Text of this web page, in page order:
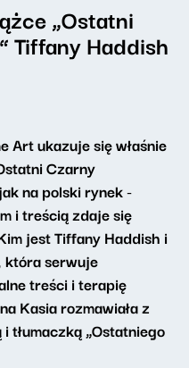
„Ostatni
Tiffany Haddish
Art ukazuje się właśnie
Czarny
na polski rynek -
i treścią zdaje się
jest Tiffany Haddish i
która serwuje
treści i terapię
Kasia rozmawiała z
tłumaczką „Ostatniego